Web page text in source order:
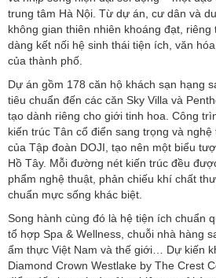
trung tâm Hà Nội. Từ dự án, cư dân và
không gian thiên nhiên khoáng đạt,
dàng kết nối hệ sinh thái tiện ích, văn
của thành phố.
Dự án gồm 178 căn hộ khách sạn hạng
tiêu chuẩn đến các căn Sky Villa và
tạo dành riêng cho giới tinh hoa. Công
kiến trúc Tân cổ điển sang trọng và
của Tập đoàn DOJI, tạo nên một biểu
Hồ Tây. Mỗi đường nét kiến trúc đều
phẩm nghệ thuật, phản chiếu khí chất
chuẩn mực sống khác biệt.
Song hành cùng đó là hệ tiện ích chuẩn
tổ hợp Spa & Wellness, chuỗi nhà hàng
ẩm thực Việt Nam và thế giới… Dự kiến
Diamond Crown Westlake by The Crest